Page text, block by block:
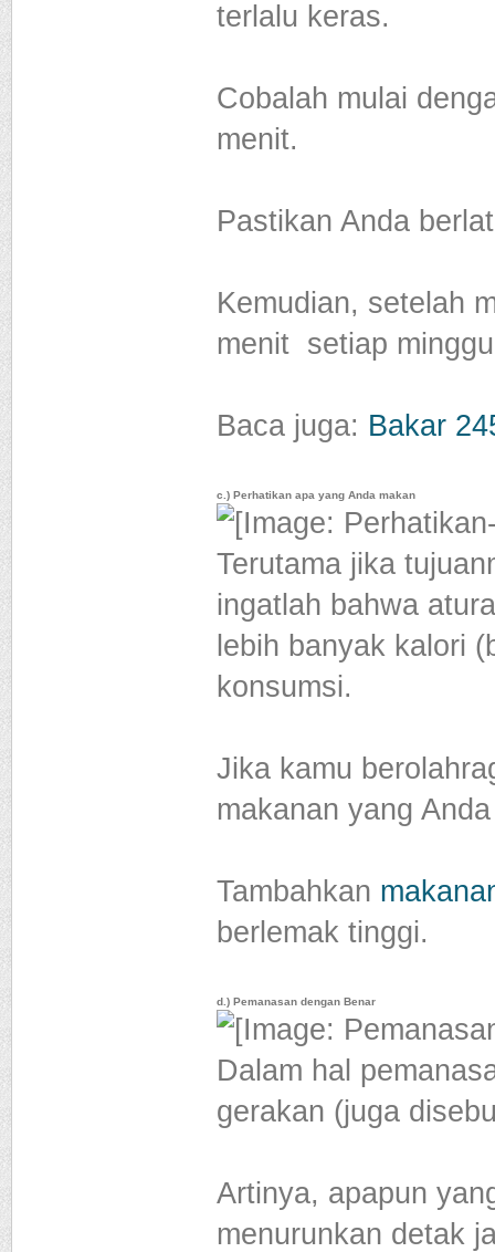
terlalu keras.
Cobalah mulai
menit.
Pastikan Anda
Kemudian, setelah
menit setiap
Baca juga: Bakar
c.) Perhatikan apa yang Anda makan
Terutama jika
ingatlah bahwa
lebih banyak kalori
konsumsi.
Jika kamu
makanan yang
Tambahkan
berlemak tinggi.
d.) Pemanasan dengan Benar
Dalam hal
gerakan (juga
Artinya, apapun
menurunkan detak